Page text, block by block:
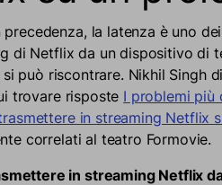
la latenza è uno
di Netflix da un dispositivo di
può riscontrare. Nikhil Singh
trovare risposte I problemi più
in streaming Netflix
correlati al teatro Formovie.
in streaming Netflix